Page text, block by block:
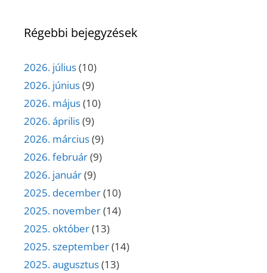
Régebbi bejegyzések
2026. július(10)
2026. június(9)
2026. május(10)
2026. április(9)
2026. március(9)
2026. február(9)
2026. január(9)
2025. december(10)
2025. november(14)
2025. október(13)
2025. szeptember(14)
2025. augusztus(13)